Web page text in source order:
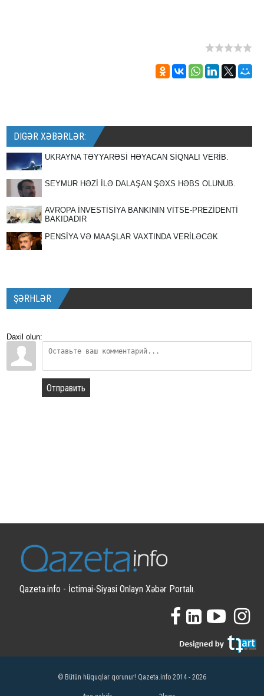
DIGƏR XƏBƏRLƏR:
UKRAYNA TƏYYARƏSİ HƏYACAN SİQNALI VERİB.
SEYMUR HƏZİ İLƏ DALAŞAN ŞƏXS HƏBS OLUNUB.
AVROPA İNVESTİSİYA BANKININ VİTSE-PREZİDENTİ
BAKIDADIR
PENSİYA VƏ MAAŞLAR VAXTINDA VERİLƏCƏK
ŞƏRHLƏR
Daxil olun:
Отправить
Qazeta.info - İctimai-Siyasi Onlayn Xəbər Portalı.
© Bütün hüquqlar qorunur! Qazeta.info 2014 - 2026